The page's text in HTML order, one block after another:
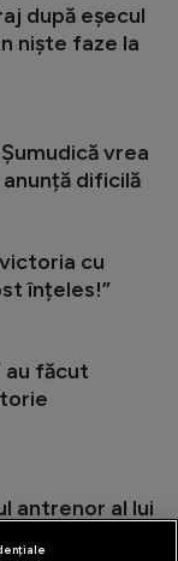
după eșecul
niște faze la
vrea
anunță dificilă
cu
înțeles!”
au făcut
antrenor al lui